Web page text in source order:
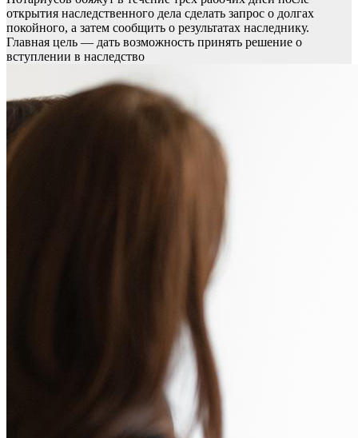
открытия наследственного дела сделать запрос о долгах
покойного, а затем сообщить о результатах наследнику.
Главная цель — дать возможность принять решение о
вступлении в наследство